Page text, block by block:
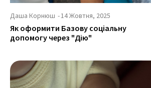
Даша Корнюш -14 Жовтня, 2025
Як оформити Базову соціальну
допомогу через "Дію"